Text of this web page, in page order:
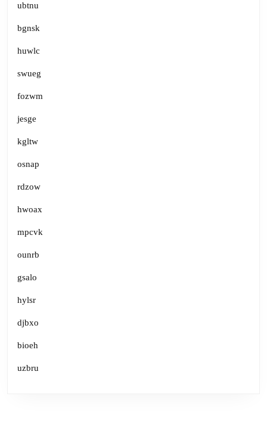
ubtnu
bgnsk
huwlc
swueg
fozwm
jesge
kgltw
osnap
rdzow
hwoax
mpcvk
ounrb
gsalo
hylsr
djbxo
bioeh
uzbru